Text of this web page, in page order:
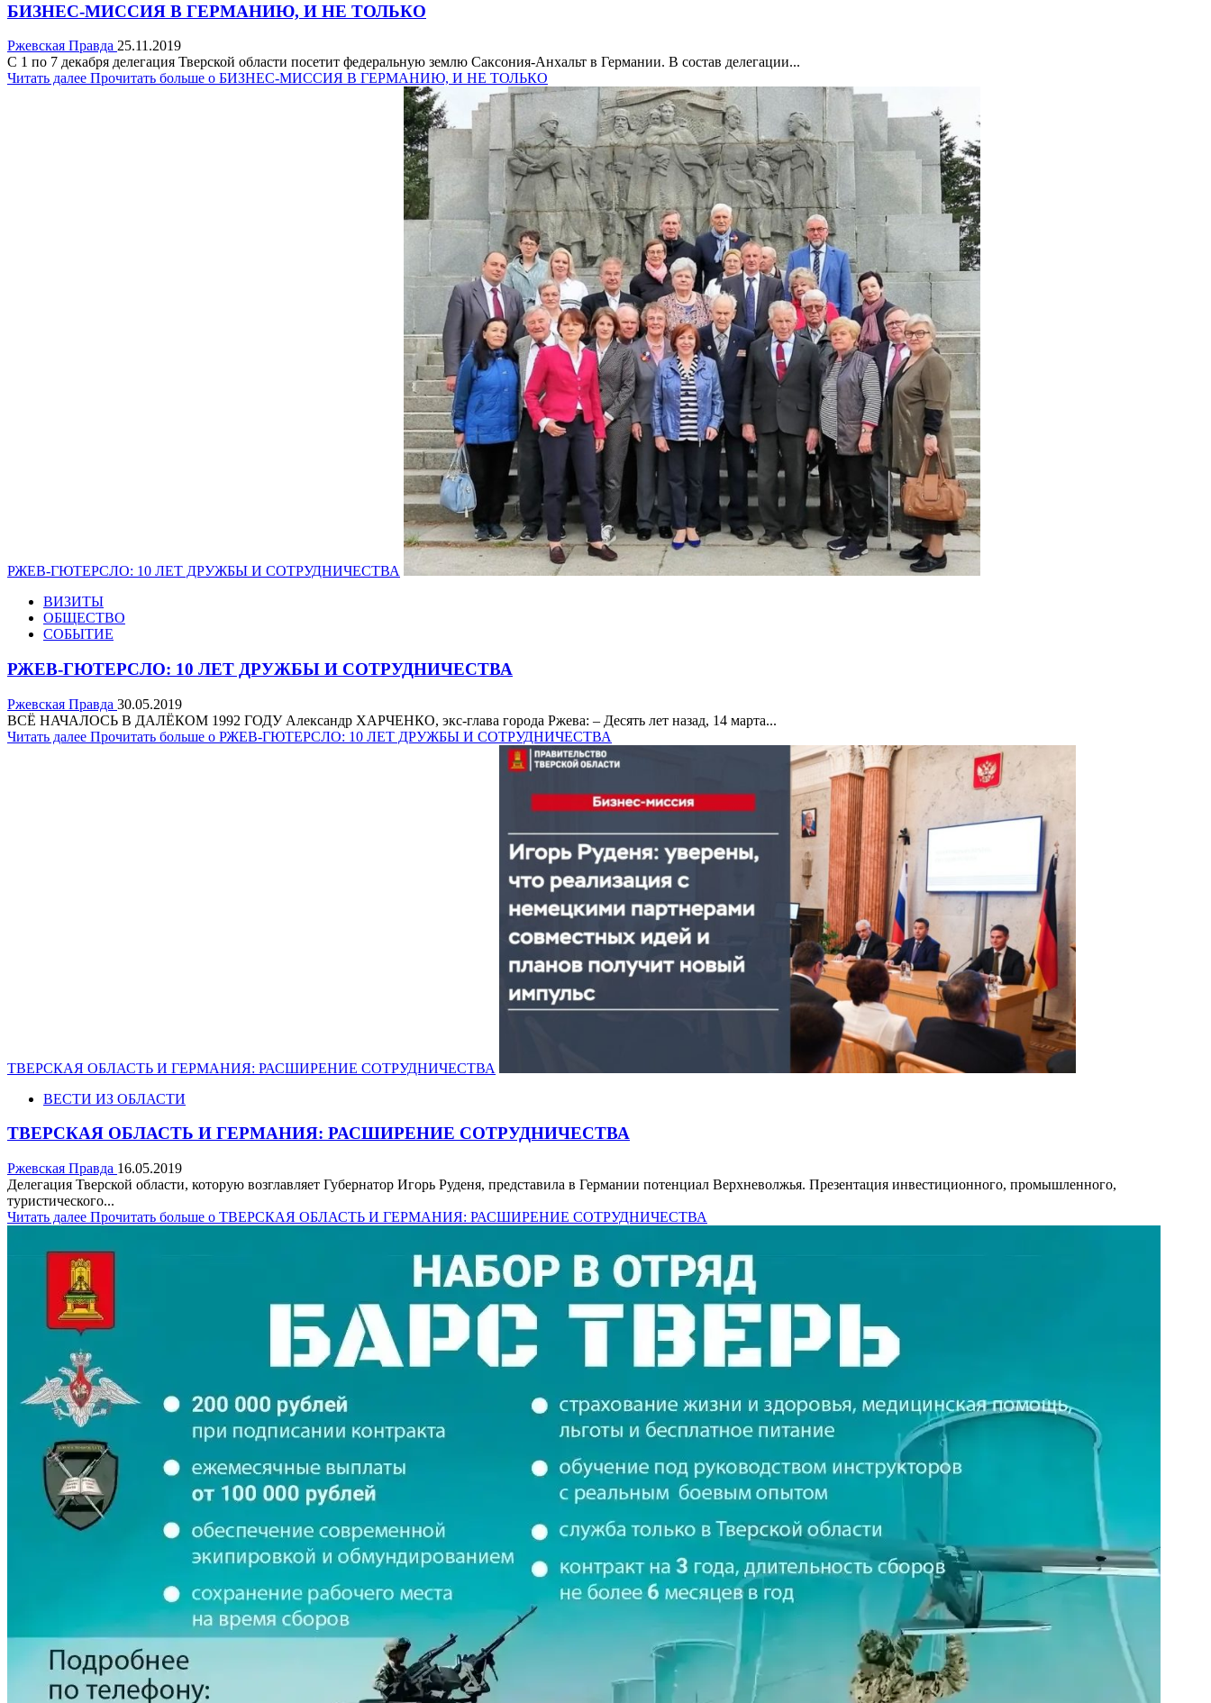
БИЗНЕС-МИССИЯ В ГЕРМАНИЮ, И НЕ ТОЛЬКО
Ржевская Правда 25.11.2019
С 1 по 7 декабря делегация Тверской области посетит федеральную землю Саксония-Анхальт в Германии. В состав делегации...
Читать далее Прочитать больше о БИЗНЕС-МИССИЯ В ГЕРМАНИЮ, И НЕ ТОЛЬКО
РЖЕВ-ГЮТЕРСЛО: 10 ЛЕТ ДРУЖБЫ И СОТРУДНИЧЕСТВА
ВИЗИТЫ
ОБЩЕСТВО
СОБЫТИЕ
РЖЕВ-ГЮТЕРСЛО: 10 ЛЕТ ДРУЖБЫ И СОТРУДНИЧЕСТВА
Ржевская Правда 30.05.2019
ВСЁ НАЧАЛОСЬ В ДАЛЁКОМ 1992 ГОДУ Александр ХАРЧЕНКО, экс-глава города Ржева: – Десять лет назад, 14 марта...
Читать далее Прочитать больше о РЖЕВ-ГЮТЕРСЛО: 10 ЛЕТ ДРУЖБЫ И СОТРУДНИЧЕСТВА
ТВЕРСКАЯ ОБЛАСТЬ И ГЕРМАНИЯ: РАСШИРЕНИЕ СОТРУДНИЧЕСТВА
ВЕСТИ ИЗ ОБЛАСТИ
ТВЕРСКАЯ ОБЛАСТЬ И ГЕРМАНИЯ: РАСШИРЕНИЕ СОТРУДНИЧЕСТВА
Ржевская Правда 16.05.2019
Делегация Тверской области, которую возглавляет Губернатор Игорь Руденя, представила в Германии потенциал Верхневолжья. Презентация инвестиционного, промышленного,
туристического...
Читать далее Прочитать больше о ТВЕРСКАЯ ОБЛАСТЬ И ГЕРМАНИЯ: РАСШИРЕНИЕ СОТРУДНИЧЕСТВА